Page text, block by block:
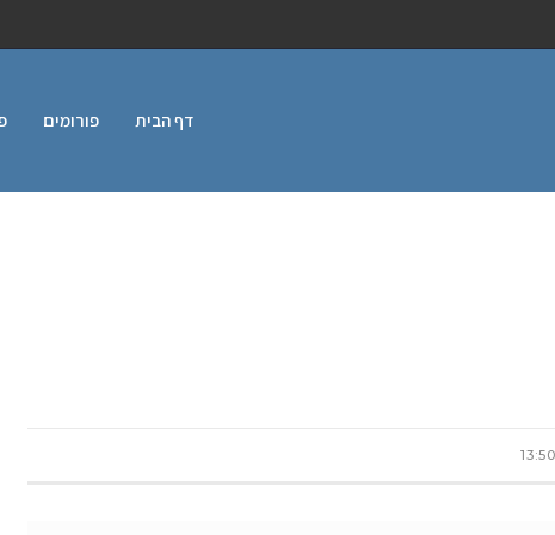
דף הבית פורומים
13:50